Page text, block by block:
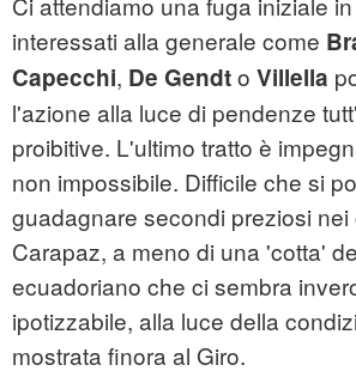
interessati alla generale come
Capecchi, De Gendto Villella
l'azione alla luce di pendenze
proibitive. L'ultimo tratto è
non impossibile. Difficile che si
guadagnare secondi preziosi nei
Carapaz, a meno di una 'cotta'
ecuadoriano che ci sembra
ipotizzabile, alla luce della
mostrata finora al Giro.